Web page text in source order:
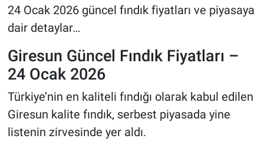
24 Ocak 2026 güncel fındık fiyatları ve piyasaya
dair detaylar…
Giresun Güncel Fındık Fiyatları –
24 Ocak 2026
Türkiye’nin en kaliteli fındığı olarak kabul edilen
Giresun kalite fındık, serbest piyasada yine
listenin zirvesinde yer aldı.